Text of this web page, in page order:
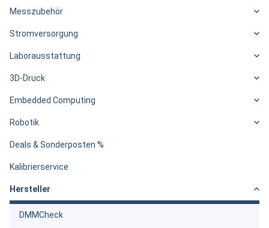
Messzubehör
Stromversorgung
Laborausstattung
3D-Druck
Embedded Computing
Robotik
Deals & Sonderposten %
Kalibrierservice
Hersteller
DMMCheck